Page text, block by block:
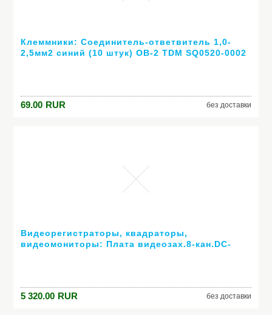
Клеммники: Соединитель-ответвитель 1,0-
2,5мм2 синий (10 штук) ОВ-2 TDM SQ0520-0002
69.00 RUR без доставки
Видеорегистраторы, квадраторы,
видеомониторы: Плата видеозах.8-кан.DC-
5 320.00 RUR без доставки